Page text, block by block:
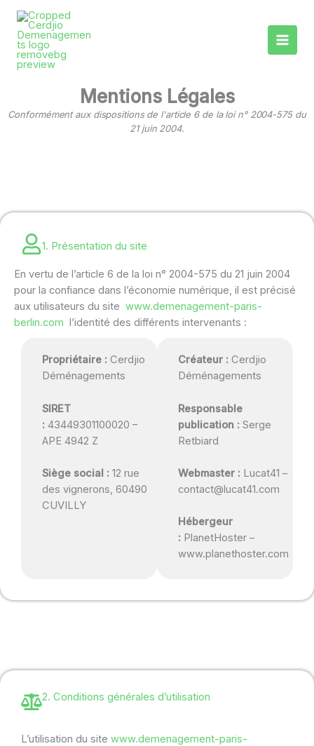
contenu
Mentions Légales
Conformément aux dispositions de l'article 6 de la loi n° 2004-575 du
21 juin 2004.
1. Présentation du site
En vertu de l’article 6 de la loi n° 2004-575 du 21 juin 2004
pour la confiance dans l’économie numérique, il est précisé
aux utilisateurs du site www.demenagement-paris-
berlin.com l’identité des différents intervenants :
Propriétaire : Cerdjio
Déménagements
SIRET
: 43449301100020 –
APE 4942 Z
Siège social : 12 rue
des vignerons, 60490
CUVILLY
Créateur : Cerdjio
Déménagements
Responsable
publication : Serge
Retbiard
Webmaster : Lucat41 –
contact@lucat41.com
Hébergeur
: PlanetHoster –
www.planethoster.com
2. Conditions générales d’utilisation
L’utilisation du site www.demenagement-paris-